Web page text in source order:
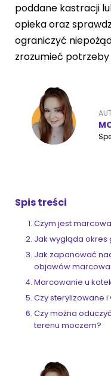
Wyszukiwarka ras
ZoociaLove News
poddane kastracji
opieka oraz
ograniczyć
zrozumieć potrzeby
Spis treści
Czym jest
Jak wygląda okres
Jak zapanować
objawów
Marcowanie u
Czy sterylizowane
Czy można
terenu moczem?